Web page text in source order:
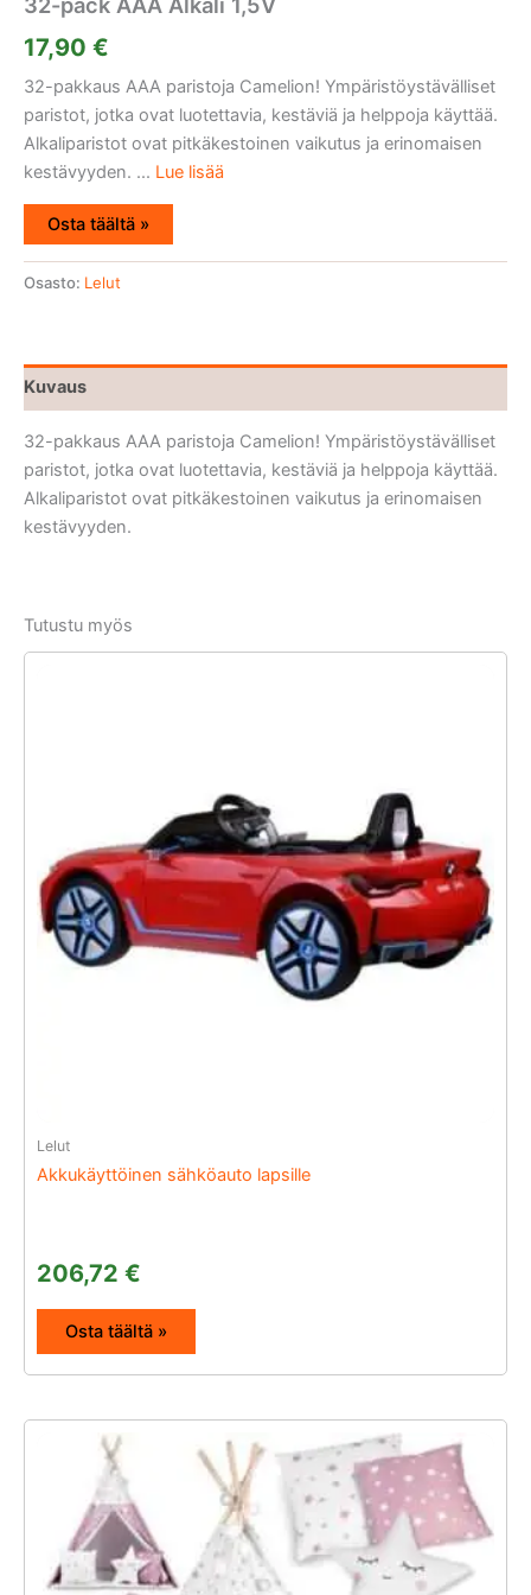
17,90 €
32-pakkaus AAA paristoja Camelion! Ympäristöystävälliset
paristot, jotka ovat luotettavia, kestäviä ja helppoja käyttää.
Alkaliparistot ovat pitkäkestoinen vaikutus ja erinomaisen
kestävyyden. ... Lue lisää
Osta täältä »
Osasto: Lelut
Kuvaus
32-pakkaus AAA paristoja Camelion! Ympäristöystävälliset
paristot, jotka ovat luotettavia, kestäviä ja helppoja käyttää.
Alkaliparistot ovat pitkäkestoinen vaikutus ja erinomaisen
kestävyyden.
Tutustu myös
Lelut
Akkukäyttöinen sähköauto lapsille
206,72 €
Osta täältä »